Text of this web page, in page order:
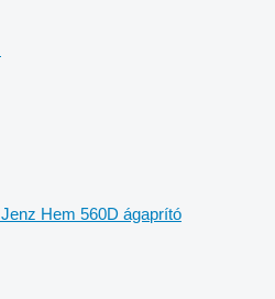
Jenz Hem 560D ágaprító